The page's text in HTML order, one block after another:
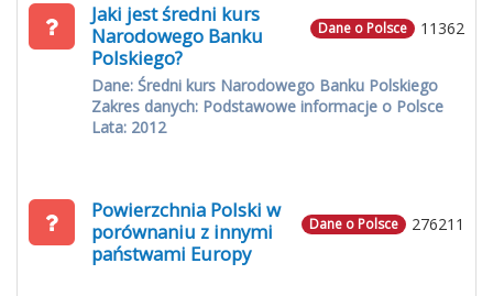
11362
Dane o Polsce
Jaki jest średni kurs
Narodowego Banku
Polskiego?
Dane: Średni kurs Narodowego Banku Polskiego
Zakres danych: Podstawowe informacje o Polsce
Lata: 2012
276211
Dane o Polsce
Powierzchnia Polski w
porównaniu z innymi
państwami Europy